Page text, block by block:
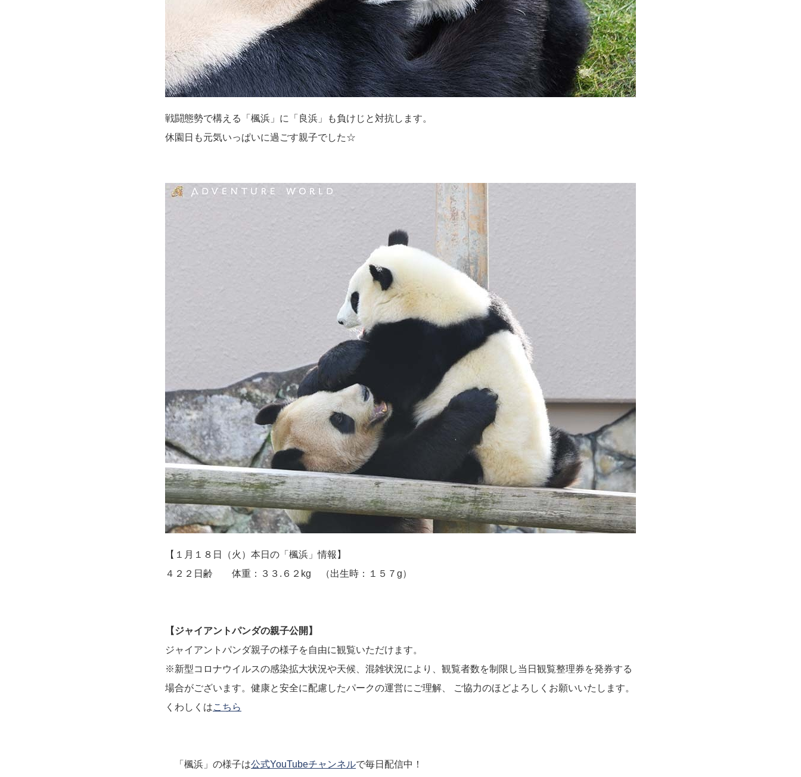
戦闘態勢で構える「楓浜」に「良浜」も負けじと対抗します。
休園日も元気いっぱいに過ごす親子でした☆
【１月１８日（火）本日の「楓浜」情報】
４２２日齢 体重：３３.６２kg （出生時：１５７g）
【ジャイアントパンダの親子公開】
ジャイアントパンダ親子の様子を自由に観覧いただけます。
※新型コロナウイルスの感染拡大状況や天候、混雑状況により、観覧者数を制限し当日観覧整理券を発券する
場合がございます。健康と安全に配慮したパークの運営にご理解、 ご協力のほどよろしくお願いいたします。
くわしくはこちら
「楓浜」の様子は公式YouTubeチャンネルで毎日配信中！